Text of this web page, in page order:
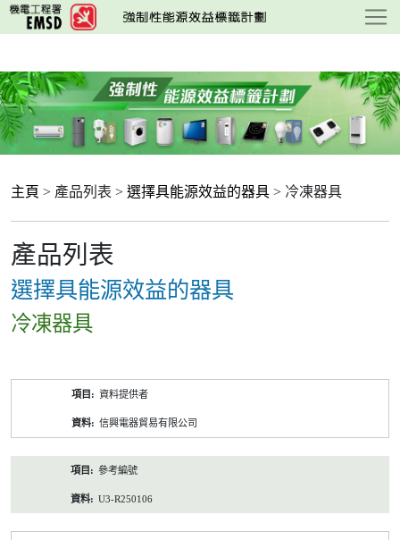
跳
至
要
內
容
主頁 > 產品列表 > 選擇具能源效益的器具 > 冷凍器具
產品列表
選擇具能源效益的器具
冷凍器具
資料提供者
信興電器貿易有限公司
參考編號
U3-R250106